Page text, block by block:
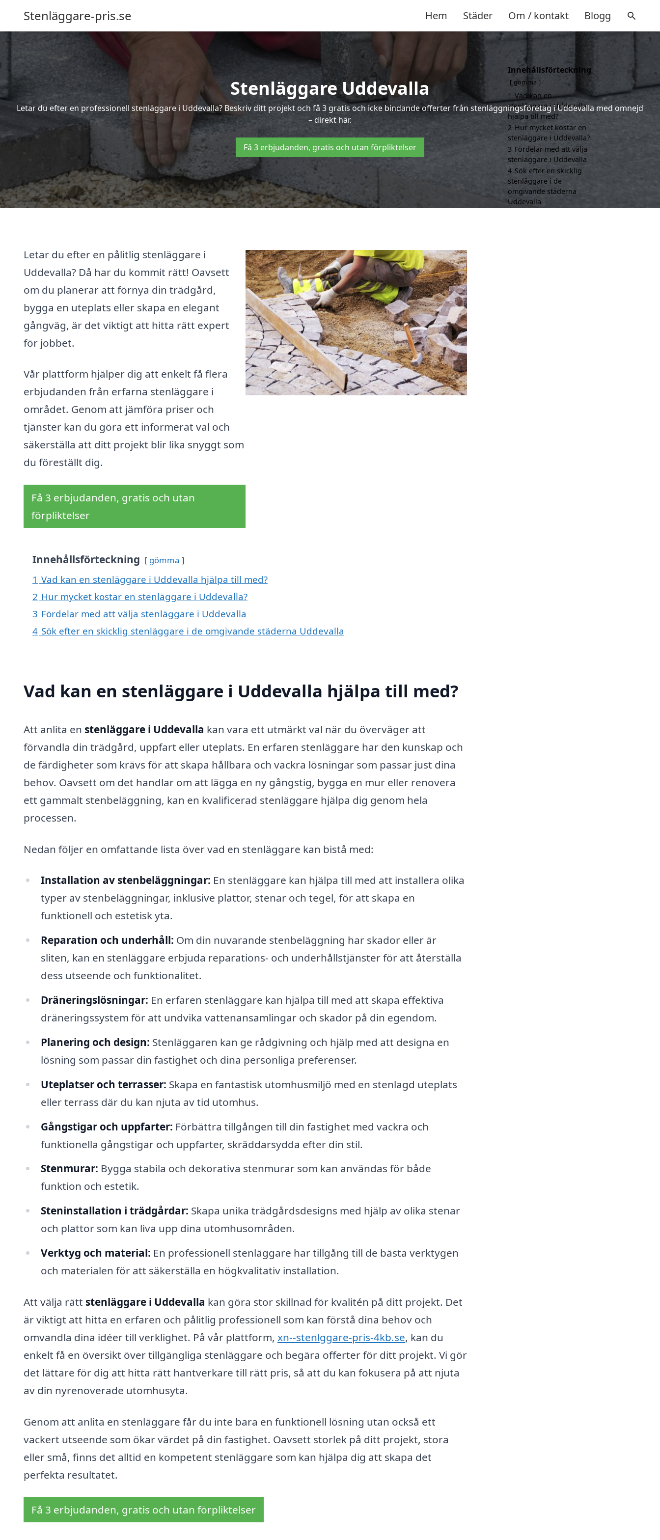
Stenläggare-pris.se Hem Städer Om / kontakt Blogg
Stenläggare Uddevalla
Letar du efter en professionell stenläggare i Uddevalla? Beskriv ditt projekt och få 3 gratis och icke bindande offerter från stenläggningsföretag i Uddevalla med omnejd
– direkt här.
Få 3 erbjudanden, gratis och utan förpliktelser
Letar du efter en pålitlig stenläggare i
Uddevalla? Då har du kommit rätt! Oavsett
om du planerar att förnya din trädgård,
bygga en uteplats eller skapa en elegant
gångväg, är det viktigt att hitta rätt expert
för jobbet.
Vår plattform hjälper dig att enkelt få flera
erbjudanden från erfarna stenläggare i
området. Genom att jämföra priser och
tjänster kan du göra ett informerat val och
säkerställa att ditt projekt blir lika snyggt som
du föreställt dig.
Få 3 erbjudanden, gratis och utan
förpliktelser
Innehållsförteckning gömma
1 Vad kan en stenläggare i Uddevalla hjälpa till med?
2 Hur mycket kostar en stenläggare i Uddevalla?
3 Fördelar med att välja stenläggare i Uddevalla
4 Sök efter en skicklig stenläggare i de omgivande städerna Uddevalla
Vad kan en stenläggare i Uddevalla hjälpa till med?
Att anlita en stenläggare i Uddevalla kan vara ett utmärkt val när du överväger att
förvandla din trädgård, uppfart eller uteplats. En erfaren stenläggare har den kunskap och
de färdigheter som krävs för att skapa hållbara och vackra lösningar som passar just dina
behov. Oavsett om det handlar om att lägga en ny gångstig, bygga en mur eller renovera
ett gammalt stenbeläggning, kan en kvalificerad stenläggare hjälpa dig genom hela
processen.
Nedan följer en omfattande lista över vad en stenläggare kan bistå med:
Installation av stenbeläggningar: En stenläggare kan hjälpa till med att installera olika
typer av stenbeläggningar, inklusive plattor, stenar och tegel, för att skapa en
funktionell och estetisk yta.
Reparation och underhåll: Om din nuvarande stenbeläggning har skador eller är
sliten, kan en stenläggare erbjuda reparations- och underhållstjänster för att återställa
dess utseende och funktionalitet.
Dräneringslösningar: En erfaren stenläggare kan hjälpa till med att skapa effektiva
dräneringssystem för att undvika vattenansamlingar och skador på din egendom.
Planering och design: Stenläggaren kan ge rådgivning och hjälp med att designa en
lösning som passar din fastighet och dina personliga preferenser.
Uteplatser och terrasser: Skapa en fantastisk utomhusmiljö med en stenlagd uteplats
eller terrass där du kan njuta av tid utomhus.
Gångstigar och uppfarter: Förbättra tillgången till din fastighet med vackra och
funktionella gångstigar och uppfarter, skräddarsydda efter din stil.
Stenmurar: Bygga stabila och dekorativa stenmurar som kan användas för både
funktion och estetik.
Steninstallation i trädgårdar: Skapa unika trädgårdsdesigns med hjälp av olika stenar
och plattor som kan liva upp dina utomhusområden.
Verktyg och material: En professionell stenläggare har tillgång till de bästa verktygen
och materialen för att säkerställa en högkvalitativ installation.
Att välja rätt stenläggare i Uddevalla kan göra stor skillnad för kvalitén på ditt projekt. Det
är viktigt att hitta en erfaren och pålitlig professionell som kan förstå dina behov och
omvandla dina idéer till verklighet. På vår plattform, xn--stenlggare-pris-4kb.se, kan du
enkelt få en översikt över tillgängliga stenläggare och begära offerter för ditt projekt. Vi gör
det lättare för dig att hitta rätt hantverkare till rätt pris, så att du kan fokusera på att njuta
av din nyrenoverade utomhusyta.
Genom att anlita en stenläggare får du inte bara en funktionell lösning utan också ett
vackert utseende som ökar värdet på din fastighet. Oavsett storlek på ditt projekt, stora
eller små, finns det alltid en kompetent stenläggare som kan hjälpa dig att skapa det
perfekta resultatet.
Få 3 erbjudanden, gratis och utan förpliktelser
Innehållsförteckning
gömma
1 Vad kan en
stenläggare i Uddevalla
hjälpa till med?
2 Hur mycket kostar en
stenläggare i Uddevalla?
3 Fördelar med att välja
stenläggare i Uddevalla
4 Sök efter en skicklig
stenläggare i de
omgivande städerna
Uddevalla